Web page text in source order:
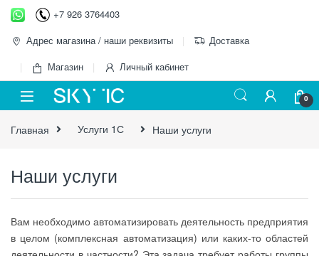
Перейти к навигации
перейти к содержанию
+7 926 3764403
Адрес магазина / наши реквизиты
Доставка
Магазин
Личный кабинет
0
Главная Услуги 1С Наши услуги
Наши услуги
Вам необходимо автоматизировать деятельность предприятия
в целом (комплексная автоматизация) или каких-то областей